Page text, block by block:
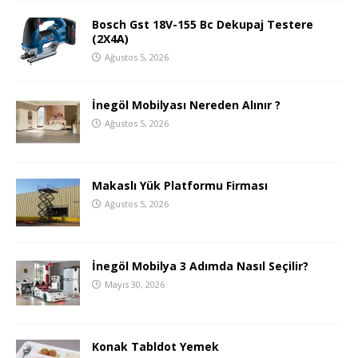
Bosch Gst 18V-155 Bc Dekupaj Testere
(2X4A)
Ağustos 5, 2026
İnegöl Mobilyası Nereden Alınır ?
Ağustos 5, 2026
Makaslı Yük Platformu Firması
Ağustos 5, 2026
İnegöl Mobilya 3 Adımda Nasıl Seçilir?
Mayıs 30, 2026
Konak Tabldot Yemek